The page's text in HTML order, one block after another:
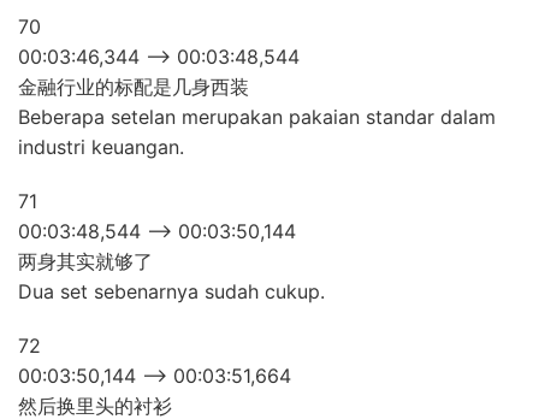
70
00:03:46,344 –> 00:03:48,544
金融行业的标配是几身西装
Beberapa setelan merupakan pakaian standar dalam
industri keuangan.
71
00:03:48,544 –> 00:03:50,144
两身其实就够了
Dua set sebenarnya sudah cukup.
72
00:03:50,144 –> 00:03:51,664
然后换里头的衬衫